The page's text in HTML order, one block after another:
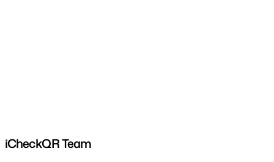
iCheckQR Team